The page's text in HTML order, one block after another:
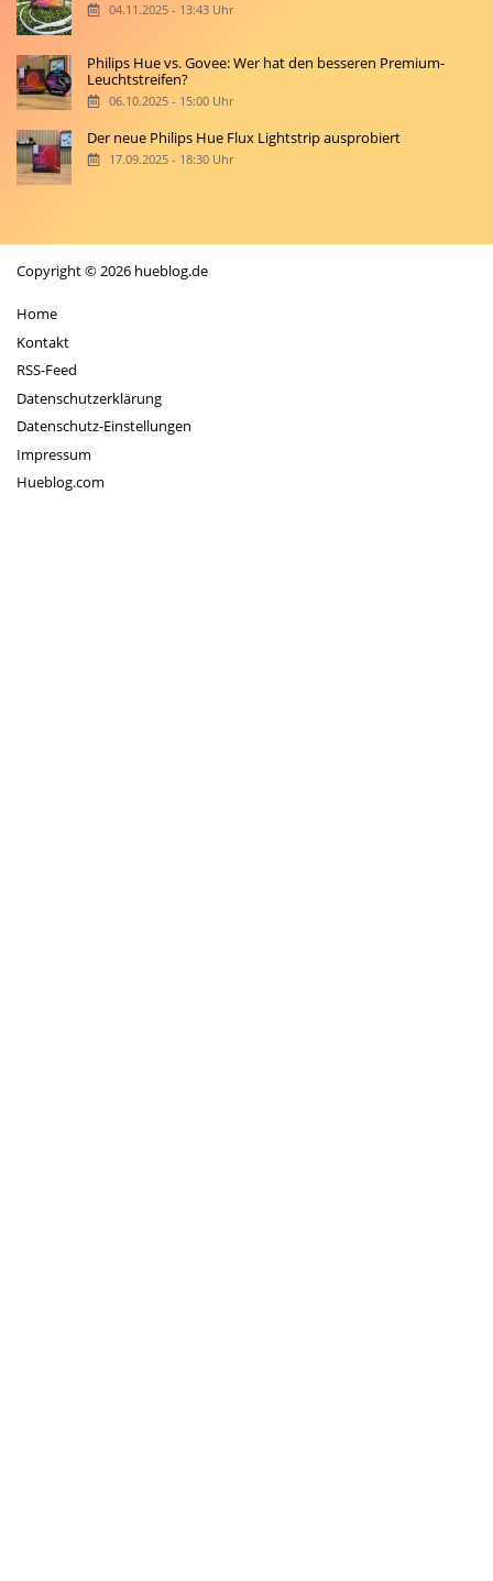
04.11.2025 - 13:43 Uhr
Philips Hue vs. Govee: Wer hat den besseren Premium-
Leuchtstreifen?
06.10.2025 - 15:00 Uhr
Der neue Philips Hue Flux Lightstrip ausprobiert
17.09.2025 - 18:30 Uhr
Copyright © 2026 hueblog.de
Home
Kontakt
RSS-Feed
Datenschutzerklärung
Datenschutz-Einstellungen
Impressum
Hueblog.com